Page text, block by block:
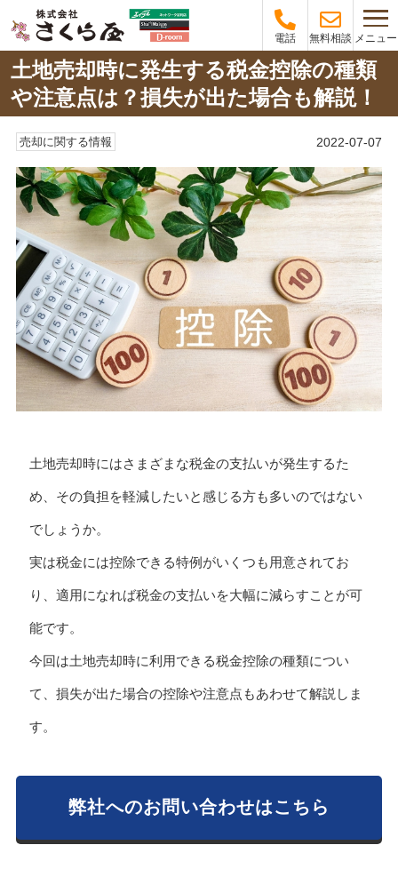
電話 無料相談 メニュー
土地売却時に発生する税金控除の種類
や注意点は？損失が出た場合も解説！
売却に関する情報 2022-07-07
土地売却時にはさまざまな税金の支払いが発生するた
め、その負担を軽減したいと感じる方も多いのではない
でしょうか。
実は税金には控除できる特例がいくつも用意されてお
り、適用になれば税金の支払いを大幅に減らすことが可
能です。
今回は土地売却時に利用できる税金控除の種類につい
て、損失が出た場合の控除や注意点もあわせて解説しま
す。
弊社へのお問い合わせはこちら